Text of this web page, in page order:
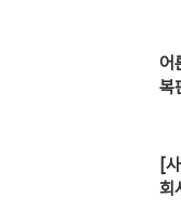
어
복
[
회